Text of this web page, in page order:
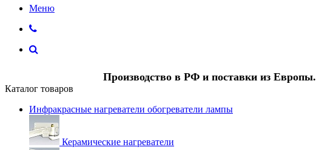
Меню
Производство в РФ и поставки из Европы.
Каталог товаров
Инфракрасные нагреватели обогреватели лампы
Керамические нагреватели